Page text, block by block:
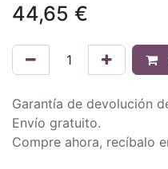
44,65 €
Garantía de devolución
Envío gratuito.
Compre ahora, recíbalo